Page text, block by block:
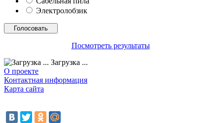
Электролобзик
Посмотреть результаты
Загрузка ...
О проекте
Контактная информация
Карта сайта